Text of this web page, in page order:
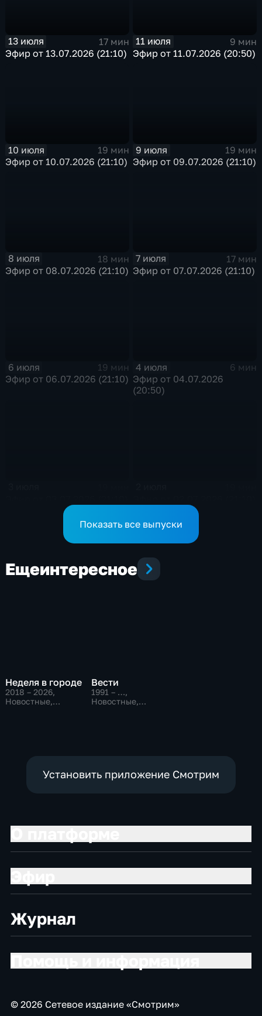
13 июля
17 мин
Эфир от 13.07.2026 (21:10)
11 июля
9 мин
Эфир от 11.07.2026 (20:50)
10 июля
19 мин
Эфир от 10.07.2026 (21:10)
9 июля
19 мин
Эфир от 09.07.2026 (21:10)
8 июля
18 мин
Эфир от 08.07.2026 (21:10)
7 июля
17 мин
Эфир от 07.07.2026 (21:10)
6 июля
19 мин
Эфир от 06.07.2026 (21:10)
4 июля
6 мин
Эфир от 04.07.2026
(20:50)
Показать все выпуски
Ещеинтересное
Неделя в городе
2018 – 2026,
Новостные,
Вести
1991 – …,
Новостные,
Установить приложение Смотрим
Журнал
© 2026 Сетевое издание «Смотрим»